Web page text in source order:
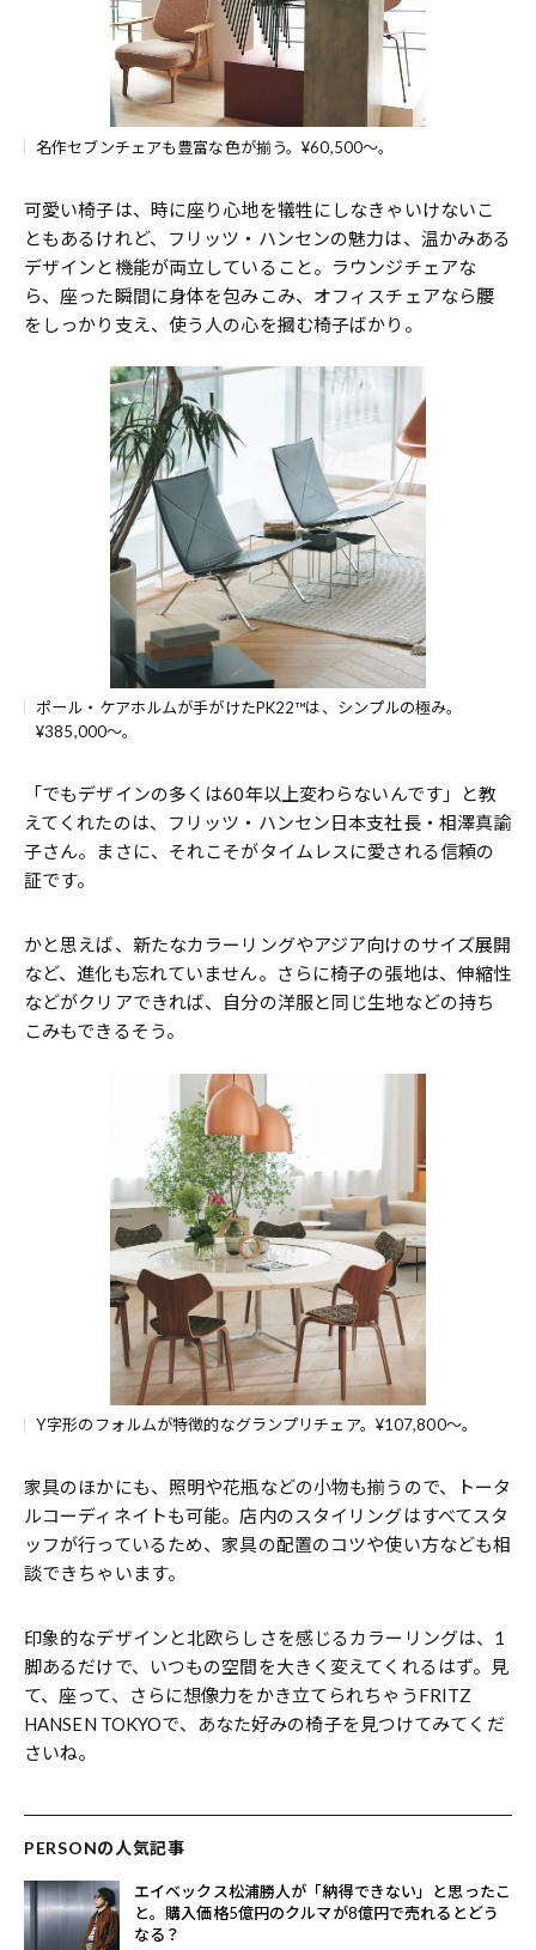
名作セブンチェアも豊富な色が揃う。¥60,500～。
可愛い椅子は、時に座り心地を犠牲にしなきゃいけないこ
ともあるけれど、フリッツ・ハンセンの魅力は、温かみある
デザインと機能が両立していること。ラウンジチェアな
ら、座った瞬間に身体を包みこみ、オフィスチェアなら腰
をしっかり支え、使う人の心を摑む椅子ばかり。
ポール・ケアホルムが手がけたPK22™は、シンプルの極み。
¥385,000～。
「でもデザインの多くは60年以上変わらないんです」と教
えてくれたのは、フリッツ・ハンセン日本支社長・相澤真諭
子さん。まさに、それこそがタイムレスに愛される信頼の
証です。
かと思えば、新たなカラーリングやアジア向けのサイズ展開
など、進化も忘れていません。さらに椅子の張地は、伸縮性
などがクリアできれば、自分の洋服と同じ生地などの持ち
こみもできるそう。
Y字形のフォルムが特徴的なグランプリチェア。¥107,800～。
家具のほかにも、照明や花瓶などの小物も揃うので、トータ
ルコーディネイトも可能。店内のスタイリングはすべてスタ
ッフが行っているため、家具の配置のコツや使い方なども相
談できちゃいます。
印象的なデザインと北欧らしさを感じるカラーリングは、1
脚あるだけで、いつもの空間を大きく変えてくれるはず。見
て、座って、さらに想像力をかき立てられちゃうFRITZ
HANSEN TOKYOで、あなた好みの椅子を見つけてみてくだ
さいね。
PERSONの人気記事
エイベックス松浦勝人が「納得できない」と思ったこ
と。購入価格5億円のクルマが8億円で売れるとどう
なる？